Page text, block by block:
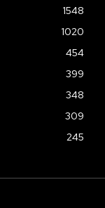
1548
1020
454
399
348
309
245